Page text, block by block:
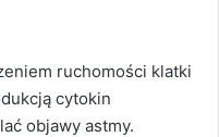
ruchomości klatki
cytokin
objawy astmy.